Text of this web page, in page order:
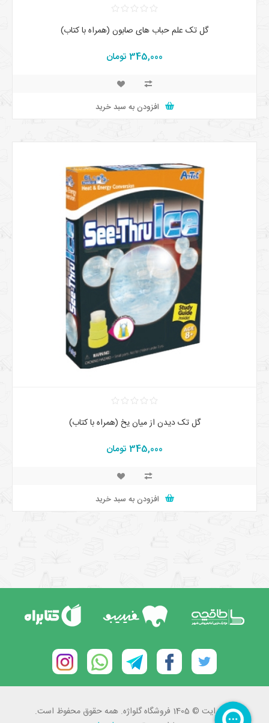
گل تک علم حباب های صابون (همراه با کتاب)
345,000 تومان
افزودن به سبد خرید
گل تک ديدن از ميان يخ (همراه با کتاب)
345,000 تومان
افزودن به سبد خرید
کپی رایت © 1405 فروشگاه گلواژه. همه حقوق محفوظ است.